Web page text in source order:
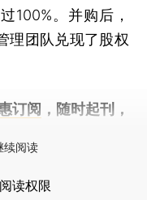
100%。并购后，
理团队兑现了股权
订阅 ，随时起刊，
续阅读
读权限